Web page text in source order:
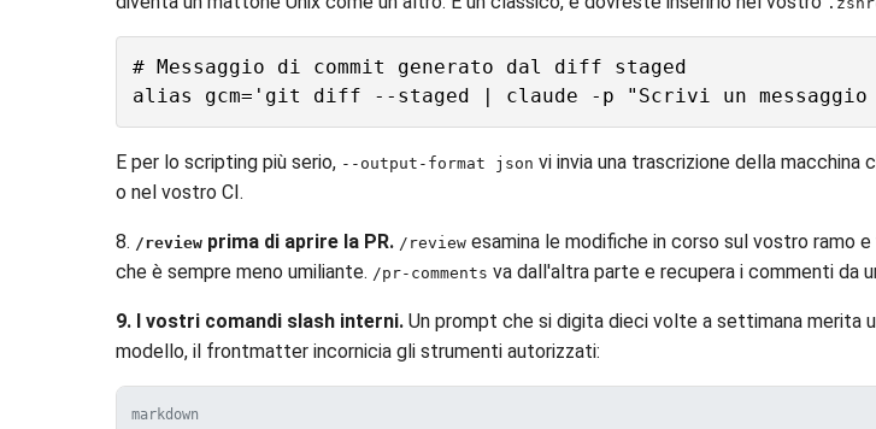
# Messaggio di commit generato dal diff staged
E per lo scripting più serio, --output-format json vi invia una trascrizione della macchina
o nel vostro CI.
8. /review prima di aprire la PR. /review esamina le modifiche in corso sul vostro ramo
che è sempre meno umiliante. /pr-comments va dall'altra parte e recupera i commenti da
9. I vostri comandi slash interni. Un prompt che si digita dieci volte a settimana merita
modello, il frontmatter incornicia gli strumenti autorizzati:
markdown